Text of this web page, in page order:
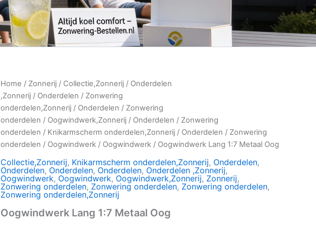
Home / Zonnerij / Collectie,Zonnerij / Onderdelen
,Zonnerij / Onderdelen / Zonwering
onderdelen,Zonnerij / Onderdelen / Zonwering
onderdelen / Oogwindwerk,Zonnerij / Onderdelen / Zonwering
onderdelen / Knikarmscherm onderdelen,Zonnerij / Onderdelen / Zonwering
onderdelen / Oogwindwerk / Oogwindwerk / Oogwindwerk Lang 1:7 Metaal Oog
Collectie,Zonnerij, Knikarmscherm onderdelen,Zonnerij, Onderdelen,
Onderdelen, Onderdelen, Onderdelen, Onderdelen ,Zonnerij,
Oogwindwerk, Oogwindwerk, Oogwindwerk,Zonnerij, Zonnerij,
Zonwering onderdelen, Zonwering onderdelen, Zonwering onderdelen,
Zonwering onderdelen,Zonnerij
Oogwindwerk Lang 1:7 Metaal Oog